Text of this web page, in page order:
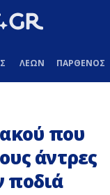
ΛΕΩΝ ΠΑΡΘΕΝΟΣ
που
άντρες
ποδιά